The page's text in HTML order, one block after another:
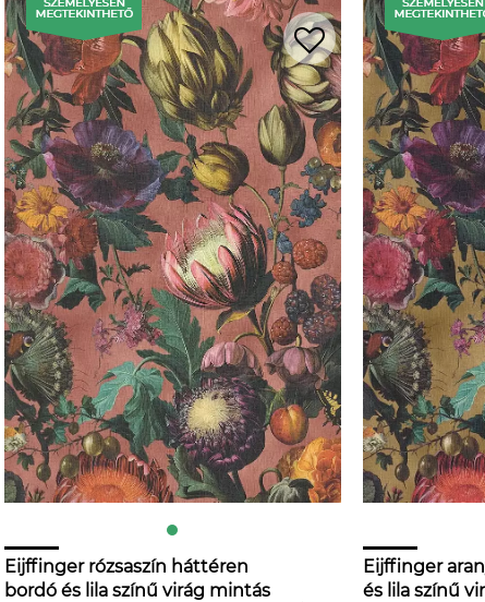
Eijffinger rózsaszín háttéren
bordó és lila színű virág mintás
Eijffinger
és lila színű